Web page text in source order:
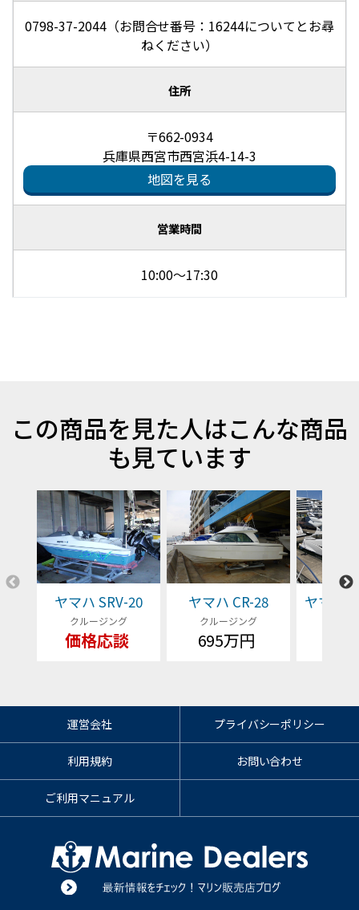
0798-37-2044（お問合せ番号：16244についてとお尋
ねください）
住所
〒662-0934
兵庫県西宮市西宮浜4-14-3
地図を見る
営業時間
10:00～17:30
この商品を見た人はこんな商品
も見ています
ヤマハ SRV-20
クルージング
価格応談
ヤマハ CR-28
クルージング
695万円
ヤマハ
運営会社 プライバシーポリシー
利用規約 お問い合わせ
ご利用マニュアル